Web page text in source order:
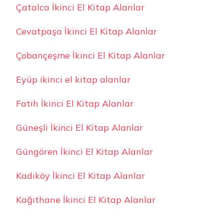
Çatalca İkinci El Kitap Alanlar
Cevatpaşa İkinci El Kitap Alanlar
Çobançeşme İkinci El Kitap Alanlar
Eyüp ikinci el kitap alanlar
Fatih İkinci El Kitap Alanlar
Güneşli İkinci El Kitap Alanlar
Güngören İkinci El Kitap Alanlar
Kadıköy İkinci El Kitap Alanlar
Kağıthane İkinci El Kitap Alanlar